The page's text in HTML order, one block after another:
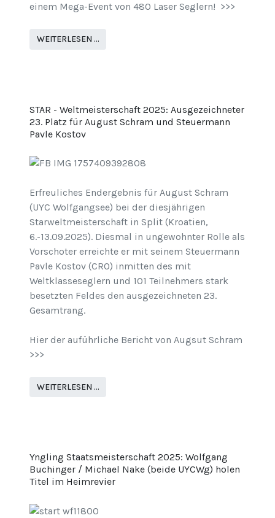
einem Mega-Event von 480 Laser Seglern! >>>
WEITERLESEN …
STAR - Weltmeisterschaft 2025: Ausgezeichneter
23. Platz für August Schram und Steuermann
Pavle Kostov
Erfreuliches Endergebnis für August Schram
(UYC Wolfgangsee) bei der diesjährigen
Starweltmeisterschaft in Split (Kroatien,
6.-13.09.2025). Diesmal in ungewohnter Rolle als
Vorschoter erreichte er mit seinem Steuermann
Pavle Kostov (CRO) inmitten des mit
Weltklasseseglern und 101 Teilnehmers stark
besetzten Feldes den ausgezeichneten 23.
Gesamtrang.
Hier der auführliche Bericht von Augsut Schram
>>>
WEITERLESEN …
Yngling Staatsmeisterschaft 2025: Wolfgang
Buchinger / Michael Nake (beide UYCWg) holen
Titel im Heimrevier